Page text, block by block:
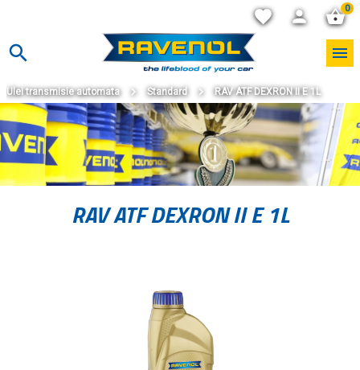
0
Ulei transmisie automata Standard RAV ATF DEXRON II E 1L
RAV ATF DEXRON II E 1L